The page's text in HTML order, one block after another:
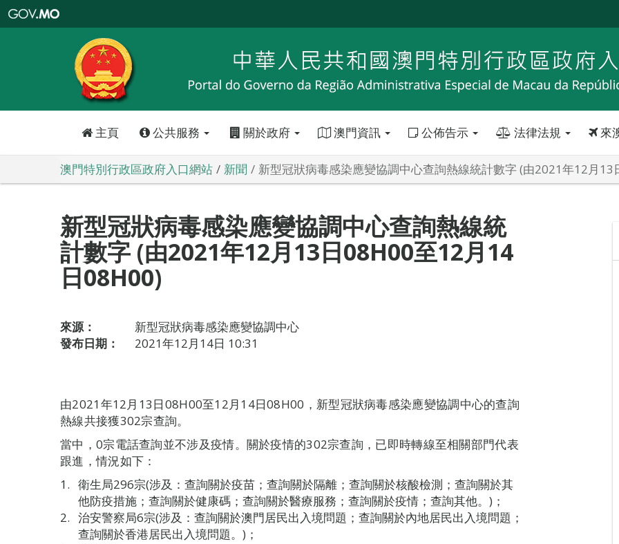
特
政
區
政
口
主頁 公共服務 關於政府 澳門資訊 公佈告示 法律法規 來
澳門特別行政區政府入口網站 新聞 新型冠狀病毒感染應變協調中心查詢熱線統計數字 (由2021年12月
新型冠狀病毒感染應變協調中心查詢熱線統
計數字 (由2021年12月13日08H00至12月14
日08H00)
來源：
新型冠狀病毒感染應變協調中心
發布日期：
2021年12月14日 10:31
由2021年12月13日08H00至12月14日08H00，新型冠狀病毒感染應變協調中心的查詢
熱線共接獲302宗查詢。
當中，0宗電話查詢並不涉及疫情。關於疫情的302宗查詢，已即時轉線至相關部門代表
跟進，情況如下：
衛生局296宗(涉及：查詢關於疫苗；查詢關於隔離；查詢關於核酸檢測；查詢關於其
他防疫措施；查詢關於健康碼；查詢關於醫療服務；查詢關於疫情；查詢其他。)；
治安警察局6宗(涉及：查詢關於澳門居民出入境問題；查詢關於內地居民出入境問題；
查詢關於香港居民出入境問題。)；